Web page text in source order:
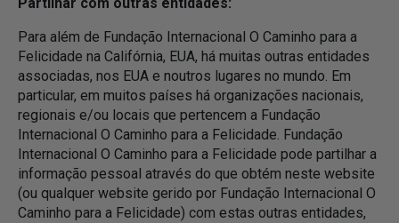
Para além de Fundação Internacional O Caminho para a
Felicidade na Califórnia, EUA, há muitas outras entidades
associadas, nos EUA e noutros lugares no mundo. Em
particular, em muitos países há organizações nacionais,
regionais e/ou locais que pertencem a Fundação
Internacional O Caminho para a Felicidade. Fundação
Internacional O Caminho para a Felicidade pode partilhar a
informação pessoal através do que obtém neste website
(ou qualquer website gerido por Fundação Internacional O
Caminho para a Felicidade) com estas outras entidades,